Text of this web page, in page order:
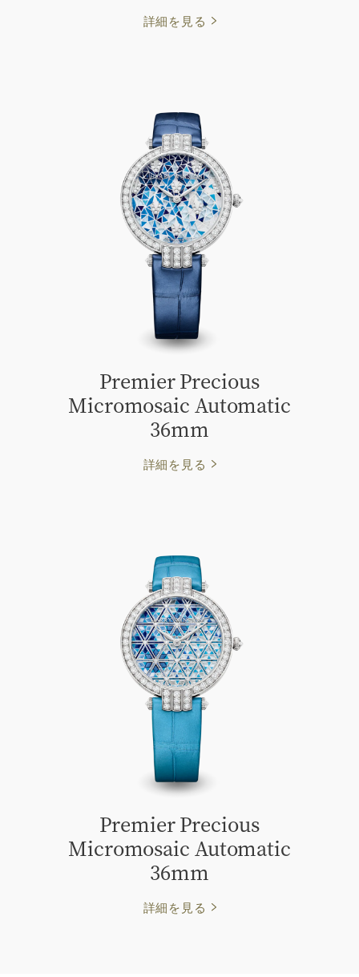
詳細を見る
Premier Precious
Micromosaic Automatic
36mm
詳細を見る
Premier Precious
Micromosaic Automatic
36mm
詳細を見る